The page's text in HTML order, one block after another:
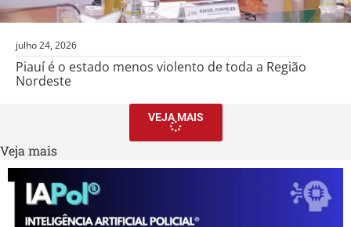
julho 24, 2026
Piauí é o estado menos violento de toda a Região
Nordeste
VEJA MAIS
Veja mais